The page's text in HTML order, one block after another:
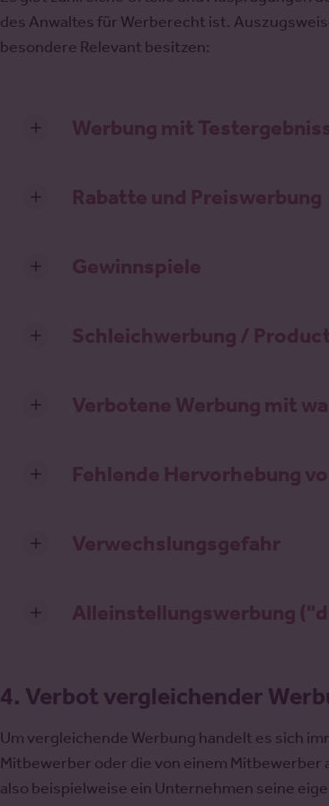
des Anwaltes für Werberecht ist.
besondere Relevant besitzen:
Werbung mit
Rabatte und Preiswerbung
Gewinnspiele
Schleichwerbung /
Verbotene Werbung mit
Fehlende Hervorhebung
Verwechslungsgefahr
Alleinstellungswerbung
4. Verbot vergleichender
Um vergleichende Werbung handelt es sich
Mitbewerber oder die von einem
also beispielweise ein Unternehmen seine